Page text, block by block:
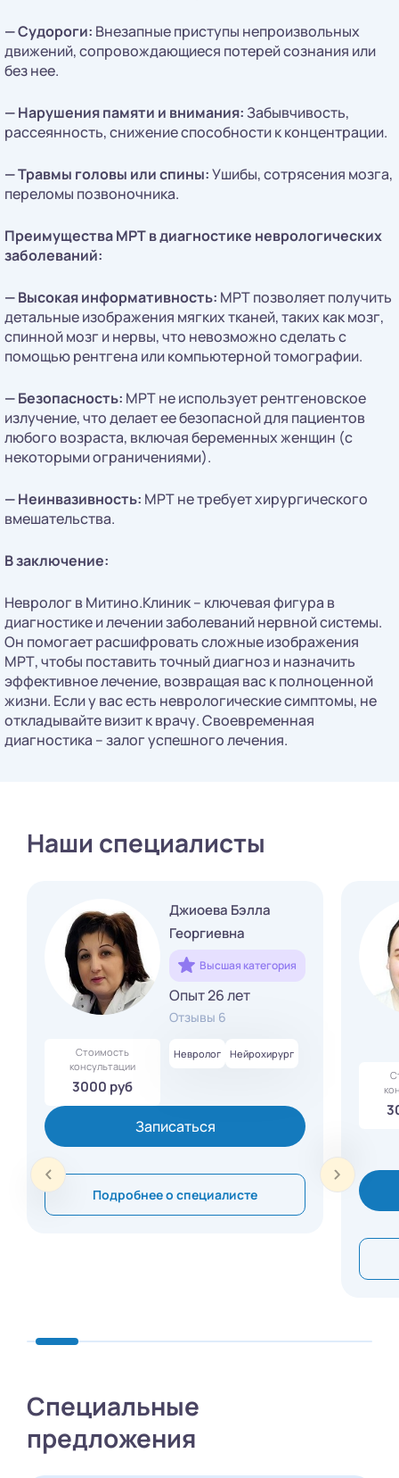
—Судороги: Внезапные приступы непроизвольных
движений, сопровождающиеся потерей сознания или
без нее.
—Нарушения памяти и внимания:Забывчивость,
рассеянность, снижение способности к концентрации.
—Травмы головы или спины:Ушибы, сотрясения мозга,
переломы позвоночника.
Преимущества МРТ в диагностике неврологических
заболеваний:
—Высокая информативность: МРТ позволяет получить
детальные изображения мягких тканей, таких как мозг,
спинной мозг и нервы, что невозможно сделать с
помощью рентгена или компьютерной томографии.
—Безопасность: МРТ не использует рентгеновское
излучение, что делает ее безопасной для пациентов
любого возраста, включая беременных женщин (с
некоторыми ограничениями).
—Неинвазивность: МРТ не требует хирургического
вмешательства.
В заключение:
Невролог в Митино.Клиник – ключевая фигура в
диагностике и лечении заболеваний нервной системы.
Он помогает расшифровать сложные изображения
МРТ, чтобы поставить точный диагноз и назначить
эффективное лечение, возвращая вас к полноценной
жизни. Если у вас есть неврологические симптомы, не
откладывайте визит к врачу. Своевременная
диагностика – залог успешного лечения.
Наши специалисты
Джиоева Бэлла
Георгиевна
Высшая категория
Опыт 26 лет
Отзывы 6
Стоимость
консультации
3000 руб
Невролог Нейрохирург
Записаться
Подробнее о специалисте
Специальные
предложения